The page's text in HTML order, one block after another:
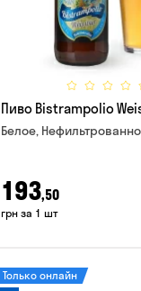
Пиво Bistrampolio
Белое,
193,50
грн за 1 шт
Только онлайн